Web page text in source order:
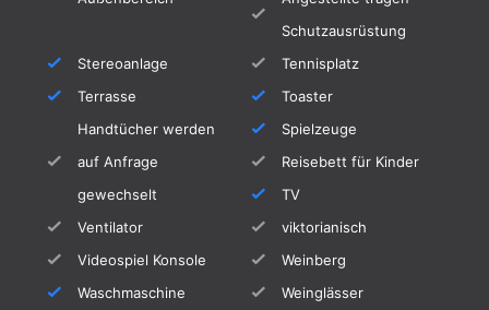
Schutzausrüstung
Stereoanlage
Tennisplatz
Terrasse
Toaster
Handtücher werden
auf Anfrage
gewechselt
Spielzeuge
Reisebett für Kinder
TV
Ventilator
viktorianisch
Videospiel Konsole
Weinberg
Waschmaschine
Weinglässer